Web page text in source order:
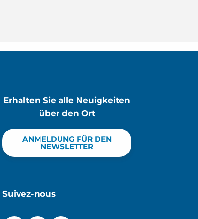
Erhalten Sie alle Neuigkeiten
über den Ort
ANMELDUNG FÜR DEN
NEWSLETTER
Suivez-nous